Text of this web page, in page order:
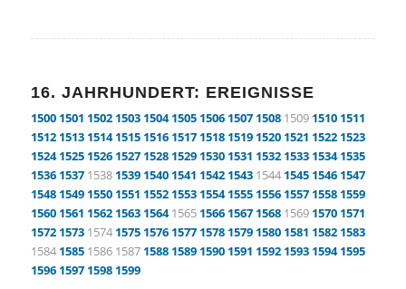
16. JAHRHUNDERT: EREIGNISSE
1500 1501 1502 1503 1504 1505 1506 1507 15081509 1510 1511
1512 1513 1514 1515 1516 1517 1518 1519 1520 1521 1522 1523
1524 1525 1526 1527 1528 1529 1530 1531 1532 1533 1534 1535
1536 15371538 1539 1540 1541 1542 15431544 1545 1546 1547
1548 1549 1550 1551 1552 1553 1554 1555 1556 1557 1558 1559
1560 1561 1562 1563 15641565 1566 1567 15681569 1570 1571
1572 15731574 1575 1576 1577 1578 1579 1580 1581 1582 1583
1584 15851586 1587 1588 1589 1590 1591 1592 1593 1594 1595
1596 1597 1598 1599